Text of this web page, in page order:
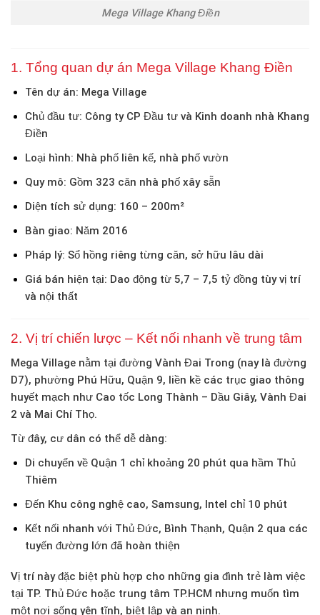
Mega Village Khang Điền
1. Tổng quan dự án Mega Village Khang Điền
Tên dự án: Mega Village
Chủ đầu tư: Công ty CP Đầu tư và Kinh doanh nhà Khang
Điền
Loại hình: Nhà phố liên kế, nhà phố vườn
Quy mô: Gồm 323 căn nhà phố xây sẵn
Diện tích sử dụng: 160 – 200m²
Bàn giao: Năm 2016
Pháp lý: Sổ hồng riêng từng căn, sở hữu lâu dài
Giá bán hiện tại: Dao động từ 5,7 – 7,5 tỷ đồng tùy vị trí
và nội thất
2. Vị trí chiến lược – Kết nối nhanh về trung tâm
Mega Village nằm tại đường Vành Đai Trong (nay là đường
D7), phường Phú Hữu, Quận 9, liền kề các trục giao thông
huyết mạch như Cao tốc Long Thành – Dầu Giây, Vành Đai
2 và Mai Chí Thọ.
Từ đây, cư dân có thể dễ dàng:
Di chuyển về Quận 1 chỉ khoảng 20 phút qua hầm Thủ
Thiêm
Đến Khu công nghệ cao, Samsung, Intel chỉ 10 phút
Kết nối nhanh với Thủ Đức, Bình Thạnh, Quận 2 qua các
tuyến đường lớn đã hoàn thiện
Vị trí này đặc biệt phù hợp cho những gia đình trẻ làm việc
tại TP. Thủ Đức hoặc trung tâm TP.HCM nhưng muốn tìm
một nơi sống yên tĩnh, biệt lập và an ninh.